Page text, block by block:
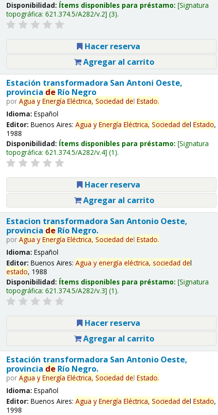
Disponibilidad: Ítems disponibles para préstamo: Signatura
topográfica: 621.374.5/A282/v.2 (3).
Hacer reserva
Agregar al carrito
Estación transformadora San Antoni Oeste,
provincia deRío Negro
por Agua y Energía Eléctrica, Sociedad del Estado.
Idioma: Español
Editor: Buenos Aires: Agua y Energía Eléctrica, Sociedad del Estado,
1988
Disponibilidad: Ítems disponibles para préstamo: Signatura
topográfica: 621.374.5/A282/v.4 (1).
Hacer reserva
Agregar al carrito
Estacion transformadora San Antonio Oeste,
provincia deRío Negro.
por Agua y Energía Eléctrica, Sociedad del Estado.
Idioma: Español
Editor: Buenos Aires: Agua y energía eléctrica, sociedad del
estado, 1988
Disponibilidad: Ítems disponibles para préstamo: Signatura
topográfica: 621.374.5/A282/v.3 (1).
Hacer reserva
Agregar al carrito
Estación transformadora San Antonio Oeste,
provincia deRío Negro.
por Agua y Energía Eléctrica, Sociedad del Estado.
Idioma: Español
Editor: Buenos Aires: Agua y Energía Eléctrica, Sociedad del Estado,
1998